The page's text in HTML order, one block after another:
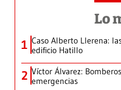
Lo
1 Caso Alberto Llerena:
edificio Hatillo
2 Víctor Álvarez:
emergencias